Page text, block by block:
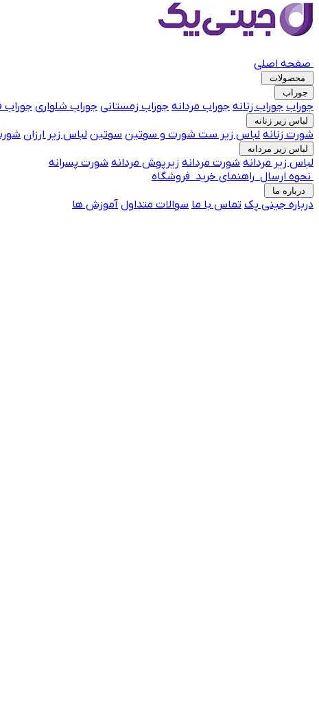
صفحه اصلی
محصولات
جوراب
جوراب جوراب زنانه جوراب مردانه جوراب زمستانی جوراب شلواری جوراب
لباس زیر زنانه
شورت زنانه لباس زیر ست شورت و سوتین سوتین لباس زیر ارزان
لباس زیر مردانه
لباس زیر مردانه شورت مردانه زیرپوش مردانه شورت پسرانه
نحوه ارسال راهنمای خرید فروشگاه
درباره ما
درباره جینی پک تماس با ما سوالات متداول آموزش ها جوراب فانتزی پرفروش